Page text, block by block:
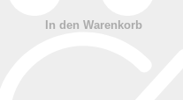
In den Warenkorb